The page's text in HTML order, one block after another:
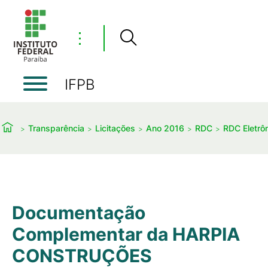
⋮
IFPB
Transparência Licitações Ano 2016 RDC RDC
Documentação
Complementar da HARPIA
CONSTRUÇÕES